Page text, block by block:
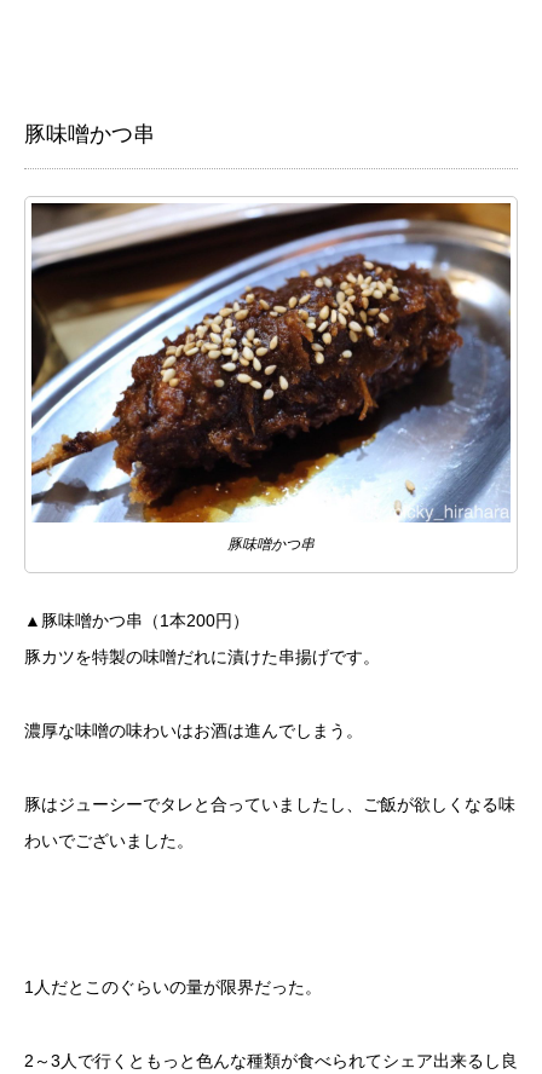
豚味噌かつ串
豚味噌かつ串
▲豚味噌かつ串（1本200円）
豚カツを特製の味噌だれに漬けた串揚げです。
濃厚な味噌の味わいはお酒は進んでしまう。
豚はジューシーでタレと合っていましたし、ご飯が欲しくなる味
わいでございました。
1人だとこのぐらいの量が限界だった。
2～3人で行くともっと色んな種類が食べられてシェア出来るし良